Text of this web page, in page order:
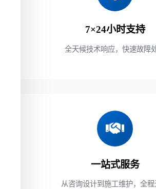
7×24小时支持
全天候技术响应，快速故障
一站式服务
从咨询设计到施工维护，全